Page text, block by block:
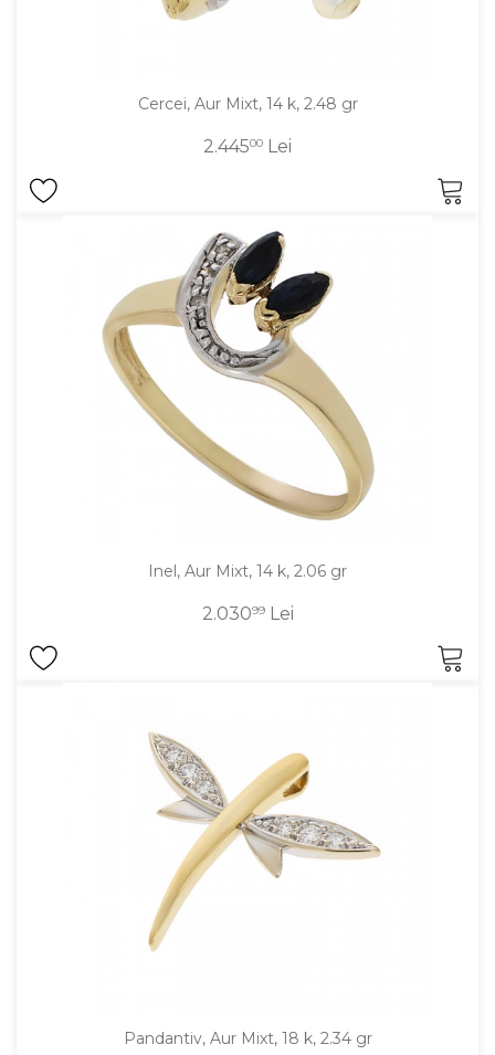
Cercei, Aur Mixt, 14 k, 2.48 gr
2.44500 Lei
Inel, Aur Mixt, 14 k, 2.06 gr
2.03099Lei
Pandantiv, Aur Mixt, 18 k, 2.34 gr